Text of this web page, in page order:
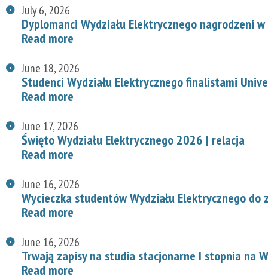
July 6, 2026
Dyplomanci Wydziału Elektrycznego nagrodzeni
Read more
June 18, 2026
Studenci Wydziału Elektrycznego finalistami
Read more
June 17, 2026
Święto Wydziału Elektrycznego 2026 | relacja
Read more
June 16, 2026
Wycieczka studentów Wydziału Elektrycznego
Read more
June 16, 2026
Trwają zapisy na studia stacjonarne I stopnia na
Read more